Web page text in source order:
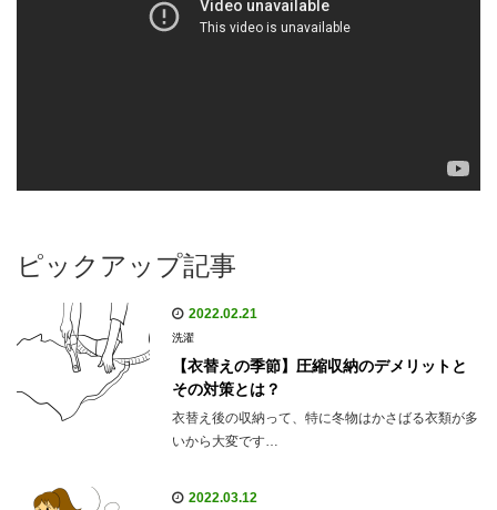
ピックアップ記事
2022.02.21
洗濯
【衣替えの季節】圧縮収納のデメリットと
その対策とは？
衣替え後の収納って、特に冬物はかさばる衣類が多
いから大変です…
2022.03.12